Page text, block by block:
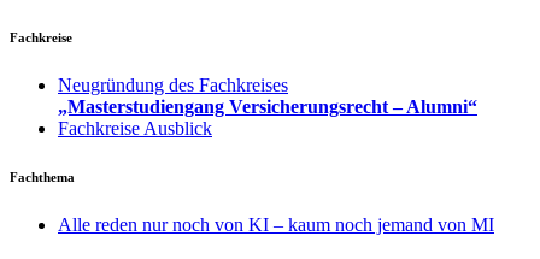
Fachkreise
Neugründung des Fachkreises
„Masterstudiengang Versicherungsrecht – Alumni“
Fachkreise Ausblick
Fachthema
Alle reden nur noch von KI – kaum noch jemand von MI